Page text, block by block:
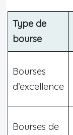
Type de
bourse
Bourses
d’excellence
Bourses de